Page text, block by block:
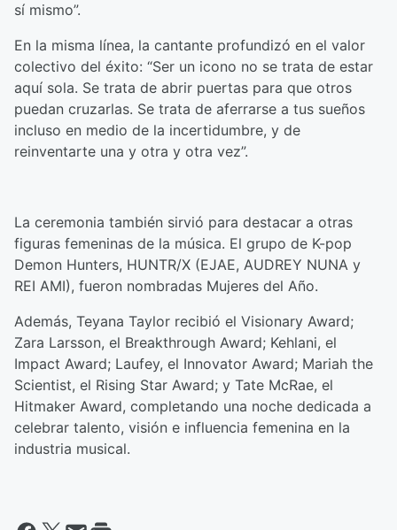
sí mismo”.
En la misma línea, la cantante profundizó en el valor
colectivo del éxito: “Ser un icono no se trata de estar
aquí sola. Se trata de abrir puertas para que otros
puedan cruzarlas. Se trata de aferrarse a tus sueños
incluso en medio de la incertidumbre, y de
reinventarte una y otra y otra vez”.
La ceremonia también sirvió para destacar a otras
figuras femeninas de la música. El grupo de K-pop
Demon Hunters, HUNTR/X (EJAE, AUDREY NUNA y
REI AMI), fueron nombradas Mujeres del Año.
Además, Teyana Taylor recibió el Visionary Award;
Zara Larsson, el Breakthrough Award; Kehlani, el
Impact Award; Laufey, el Innovator Award; Mariah the
Scientist, el Rising Star Award; y Tate McRae, el
Hitmaker Award, completando una noche dedicada a
celebrar talento, visión e influencia femenina en la
industria musical.